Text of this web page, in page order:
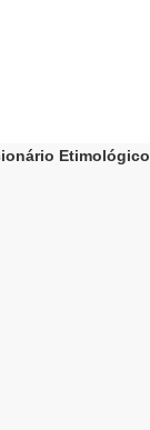
Etimológico